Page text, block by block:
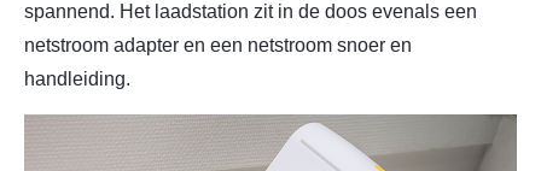
spannend. Het laadstation zit in de doos evenals een
netstroom adapter en een netstroom snoer en
handleiding.